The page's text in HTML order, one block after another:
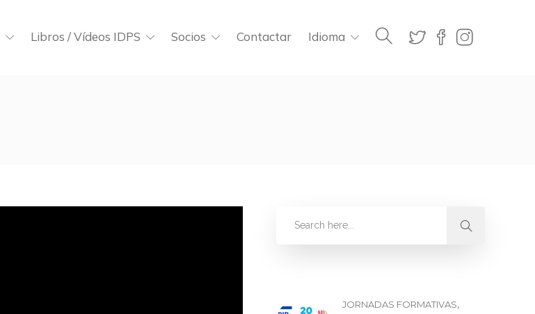
Libros / Vídeos IDPS Socios Contactar Idioma
JORNADAS FORMATIVAS,